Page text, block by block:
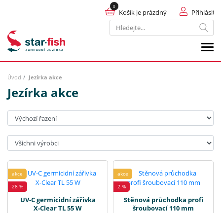
Hledat
Přihlásit
Košík je prázdný
Úvod Jezírka akce
Jezírka akce
Seřadit:
Výrobci:
akce
28 %
UV-C germicidní zářivka
X-Clear TL 55 W
akce
2 %
Stěnová průchodka profi
šroubovací 110 mm